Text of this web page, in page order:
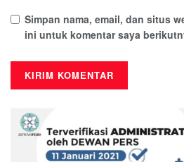
Simpan nama, email, dan situs
ini untuk komentar saya